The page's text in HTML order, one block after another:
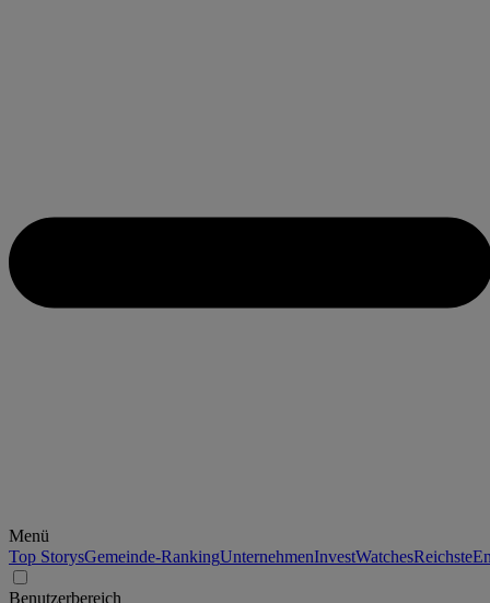
Menü
Top StorysGemeinde-RankingUnternehmenInvestWatchesReichste
Benutzerbereich